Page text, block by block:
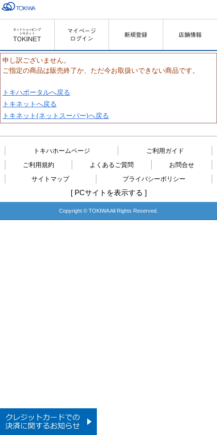
申し訳ございません。
ご指定の商品は販売終了か、ただ今お取扱いできない商品です。
トキハポータルへ戻る
トキネットへ戻る
トキネット(ネットスーパー)へ戻る
トキハホームページ
ご利用ガイド
ご利用規約
よくあるご質問
お問合せ
サイトマップ
プライバシーポリシー
[ PCサイトを表示する ]
Copyright © TOKIWA All Rights Reserved.